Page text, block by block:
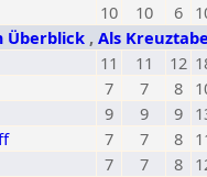
10 10 6
Überblick , Als
11 11 12
7 7 8
9 9 9
7 7 8
7 7 8